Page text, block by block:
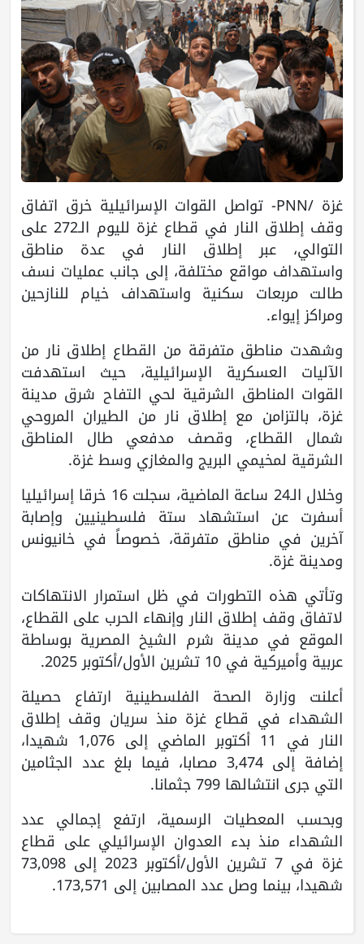
غزة /PNN- تواصل القوات الإسرائيلية خرق اتفاق
وقف إطلاق النار في قطاع غزة لليوم الـ272 على
التوالي، عبر إطلاق النار في عدة مناطق
واستهداف مواقع مختلفة، إلى جانب عمليات نسف
طالت مربعات سكنية واستهداف خيام للنازحين
ومراكز إيواء.
وشهدت مناطق متفرقة من القطاع إطلاق نار من
الآليات العسكرية الإسرائيلية، حيث استهدفت
القوات المناطق الشرقية لحي التفاح شرق مدينة
غزة، بالتزامن مع إطلاق نار من الطيران المروحي
شمال القطاع، وقصف مدفعي طال المناطق
الشرقية لمخيمي البريج والمغازي وسط غزة.
وخلال الـ24 ساعة الماضية، سجلت 16 خرقا إسرائيليا
أسفرت عن استشهاد ستة فلسطينيين وإصابة
آخرين في مناطق متفرقة، خصوصاً في خانيونس
ومدينة غزة.
وتأتي هذه التطورات في ظل استمرار الانتهاكات
لاتفاق وقف إطلاق النار وإنهاء الحرب على القطاع،
الموقع في مدينة شرم الشيخ المصرية بوساطة
عربية وأميركية في 10 تشرين الأول/أكتوبر 2025.
أعلنت وزارة الصحة الفلسطينية ارتفاع حصيلة
الشهداء في قطاع غزة منذ سريان وقف إطلاق
النار في 11 أكتوبر الماضي إلى 1,076 شهيدا،
إضافة إلى 3,474 مصابا، فيما بلغ عدد الجثامين
التي جرى انتشالها 799 جثمانا.
وبحسب المعطيات الرسمية، ارتفع إجمالي عدد
الشهداء منذ بدء العدوان الإسرائيلي على قطاع
غزة في 7 تشرين الأول/أكتوبر 2023 إلى 73,098
شهيدا، بينما وصل عدد المصابين إلى 173,571.